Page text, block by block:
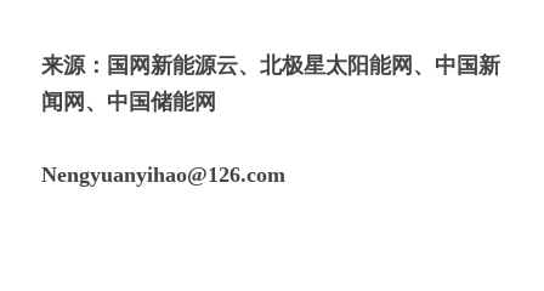
来源： 国网新能源云、北极星太阳能网、 中国新
闻网 、 中国储能网
Nengyuanyihao@126.com